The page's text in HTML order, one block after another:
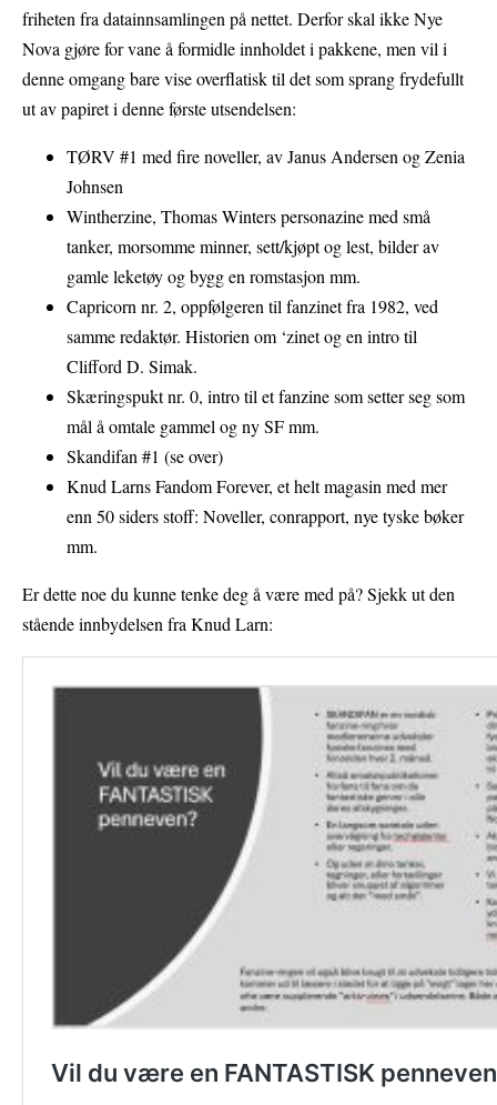
friheten fra datainnsamlingen på nettet. Derfor skal ikke Nye
Nova gjøre for vane å formidle innholdet i pakkene, men vil i
denne omgang bare vise overflatisk til det som sprang frydefullt
ut av papiret i denne første utsendelsen:
TØRV #1 med fire noveller, av Janus Andersen og Zenia
Johnsen
Wintherzine, Thomas Winters personazine med små
tanker, morsomme minner, sett/kjøpt og lest, bilder av
gamle leketøy og bygg en romstasjon mm.
Capricorn nr. 2, oppfølgeren til fanzinet fra 1982, ved
samme redaktør. Historien om ‘zinet og en intro til
Clifford D. Simak.
Skæringspukt nr. 0, intro til et fanzine som setter seg som
mål å omtale gammel og ny SF mm.
Skandifan #1 (se over)
Knud Larns Fandom Forever, et helt magasin med mer
enn 50 siders stoff: Noveller, conrapport, nye tyske bøker
mm.
Er dette noe du kunne tenke deg å være med på? Sjekk ut den
stående innbydelsen fra Knud Larn: